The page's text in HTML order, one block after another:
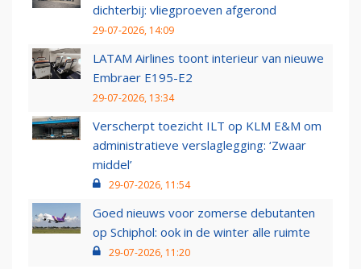
dichterbij: vliegproeven afgerond
29-07-2026, 14:09
LATAM Airlines toont interieur van nieuwe
Embraer E195-E2
29-07-2026, 13:34
Verscherpt toezicht ILT op KLM E&M om
administratieve verslaglegging: ‘Zwaar
middel’
29-07-2026, 11:54
Goed nieuws voor zomerse debutanten
op Schiphol: ook in de winter alle ruimte
29-07-2026, 11:20